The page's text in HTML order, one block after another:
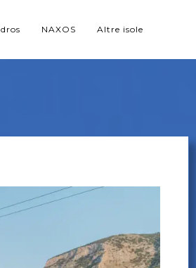
NAXOS Altre isole